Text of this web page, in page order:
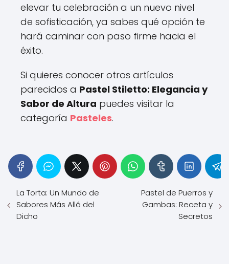
elevar tu celebración a un nuevo nivel
de sofisticación, ya sabes qué opción te
hará caminar con paso firme hacia el
éxito.
Si quieres conocer otros artículos
parecidos a Pastel Stiletto: Elegancia y
Sabor de Altura puedes visitar la
categoría Pasteles.
La Torta: Un Mundo de
Sabores Más Allá del
Dicho
Pastel de Puerros y
Gambas: Receta y
Secretos